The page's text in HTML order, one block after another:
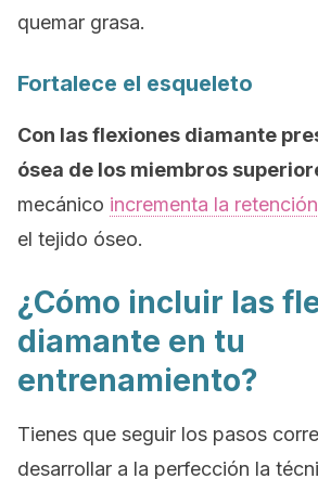
quemar grasa.
Fortalece el esqueleto
Con las flexiones diamante
ósea de los miembros
mecánico incrementa la
el tejido óseo.
¿Cómo incluir las
diamante en tu
entrenamiento?
Tienes que seguir los pasos
desarrollar a la perfección la